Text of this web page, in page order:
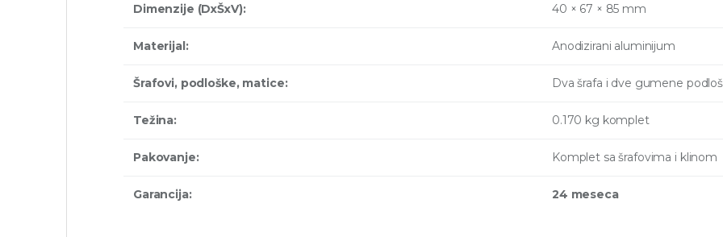
Dimenzije (DxŠxV): 40 × 67 × 85 mm
Materijal: Anodizirani aluminijum
Šrafovi, podloške, matice: Dva šrafa i dve gumene
Težina: 0.170 kg komplet
Pakovanje: Komplet sa šrafovima i klinom
Garancija: 24 meseca